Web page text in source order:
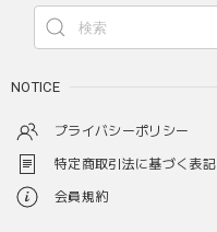
NOTICE
プライバシーポリシー
特定商取引法に基づく表記
会員規約